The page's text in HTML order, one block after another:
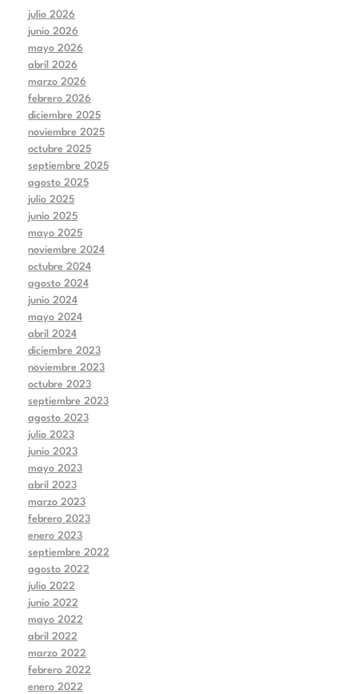
julio 2026
junio 2026
mayo 2026
abril 2026
marzo 2026
febrero 2026
diciembre 2025
noviembre 2025
octubre 2025
septiembre 2025
agosto 2025
julio 2025
junio 2025
mayo 2025
noviembre 2024
octubre 2024
agosto 2024
junio 2024
mayo 2024
abril 2024
diciembre 2023
noviembre 2023
octubre 2023
septiembre 2023
agosto 2023
julio 2023
junio 2023
mayo 2023
abril 2023
marzo 2023
febrero 2023
enero 2023
septiembre 2022
agosto 2022
julio 2022
junio 2022
mayo 2022
abril 2022
marzo 2022
febrero 2022
enero 2022